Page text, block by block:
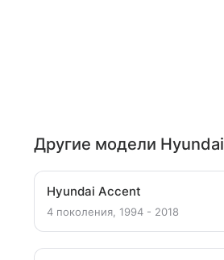
Другие модели Hyundai
Hyundai Accent
4 поколения, 1994 - 2018